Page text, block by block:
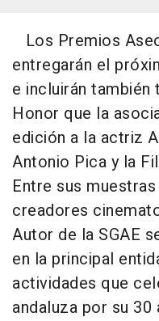
Los Premios
entregarán el
e incluirán
Honor que la
edición a la actriz
Antonio Pica y la
Entre sus
creadores
Autor de la SGAE
en la principal
actividades que
andaluza por su 30